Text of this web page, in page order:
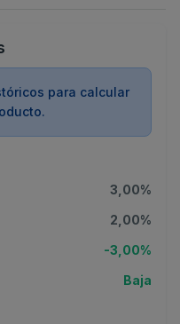
para calcular
3,00%
2,00%
-3,00%
Baja